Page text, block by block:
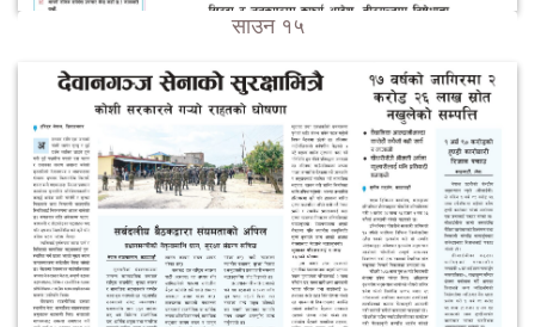
साउन १५